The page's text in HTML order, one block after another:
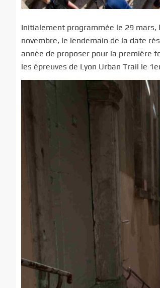
Initialement programmée le 29 mars,
novembre, le lendemain de la date
année de proposer pour la première
les épreuves de Lyon Urban Trail le